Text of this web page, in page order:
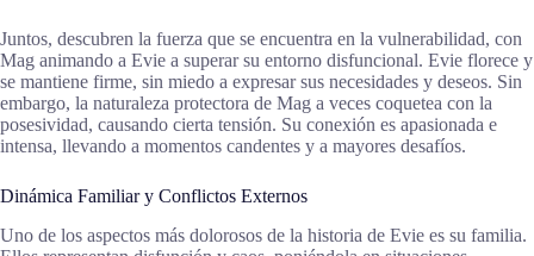
Juntos, descubren la fuerza que se encuentra en la vulnerabilidad, con
Mag animando a Evie a superar su entorno disfuncional. Evie florece y
se mantiene firme, sin miedo a expresar sus necesidades y deseos. Sin
embargo, la naturaleza protectora de Mag a veces coquetea con la
posesividad, causando cierta tensión. Su conexión es apasionada e
intensa, llevando a momentos candentes y a mayores desafíos.
Dinámica Familiar y Conflictos Externos
Uno de los aspectos más dolorosos de la historia de Evie es su familia.